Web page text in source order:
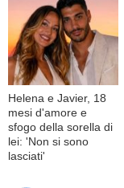
Helena e Javier, 18
mesi d'amore e
sfogo della sorella di
lei: 'Non si sono
lasciati'